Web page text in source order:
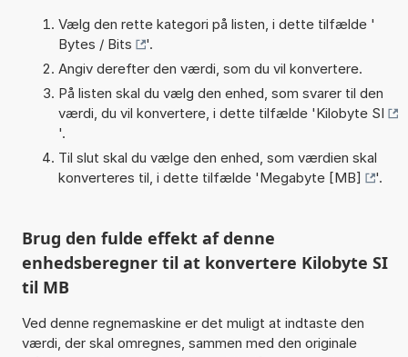
Vælg den rette kategori på listen, i dette tilfælde '
Bytes / Bits
'.
Angiv derefter den værdi, som du vil konvertere.
På listen skal du vælg den enhed, som svarer til den
værdi, du vil konvertere, i dette tilfælde 'Kilobyte SI
'.
Til slut skal du vælge den enhed, som værdien skal
konverteres til, i dette tilfælde 'Megabyte [MB] '.
Brug den fulde effekt af denne
enhedsberegner til at konvertere Kilobyte SI
til MB
Ved denne regnemaskine er det muligt at indtaste den
værdi, der skal omregnes, sammen med den originale